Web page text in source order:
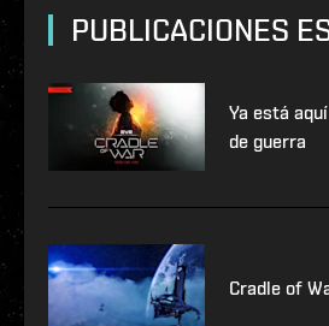
PUBLICACIONES
Ya está
de guerra
Cradle of